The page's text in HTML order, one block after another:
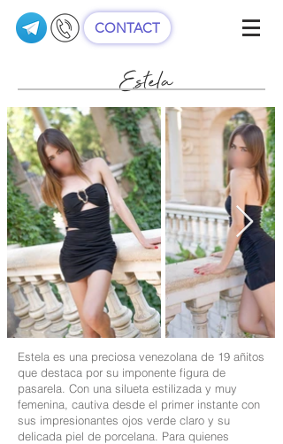
CONTACT
Estela
Estela es una preciosa venezolana de 19 añitos
que destaca por su imponente figura de
pasarela. Con una silueta estilizada y muy
femenina, cautiva desde el primer instante con
sus impresionantes ojos verde claro y su
delicada piel de porcelana. Para quienes